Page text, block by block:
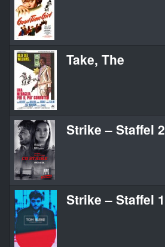
Take, The
Strike – Staffel 2
Strike – Staffel 1